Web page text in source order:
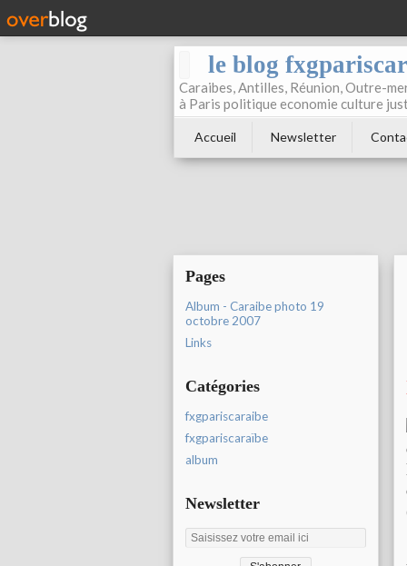
le blog
Caraibes, Antilles, Réunion, Outre-
à Paris politique economie culture
Accueil Newsletter
Pages
Album - Caraibe photo 19
octobre 2007
Links
Catégories
fxgpariscaraibe
fxgpariscaraïbe
album
Newsletter